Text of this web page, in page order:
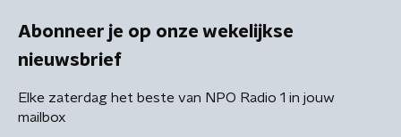
Abonneer je op onze wekelijkse
nieuwsbrief
Elke zaterdag het beste van NPO Radio 1 in jouw
mailbox